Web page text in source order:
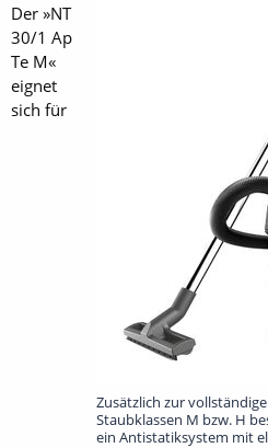
Zusätzlich zur
Staubklassen M bzw. H
ein Antistatiksystem mit
Der »NT
30/1 Ap
Te M«
eignet
sich für